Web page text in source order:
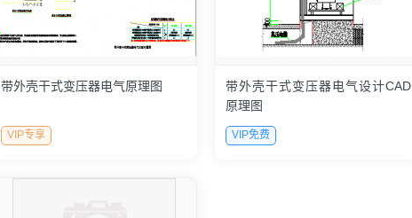
带外壳干式变压器电气原理图
VIP专享
带外壳干式变压器电气设计CAD
原理图
VIP免费